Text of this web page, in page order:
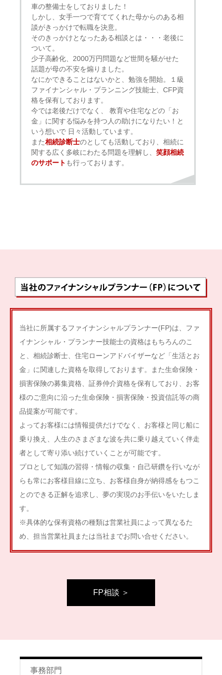
車の整備士をしておりました！
しかし、女手一つで育ててくれた母からのある相
談がきっかけで転職を決意。
そのきっかけとなったある相談とは・・・老後に
ついて。
少子高齢化、2000万円問題など世間を騒がせた
話題が母の不安を煽りました。
なにかできることはないかと、勉強を開始。１級
ファイナンシャル・プランニング技能士、CFP資
格を保有しております。
今では老後だけでなく、 教育や住宅などの「お
金」に関する悩みを持つ人の助けになりたい！と
いう想いで 日々活動しています。
また相続診断士のとしても活動しており、相続に
関する広く多岐にわたる問題を理解し、 笑顔相続
のサポート も行っております。
当社に所属するファイナンシャルプランナー(FP)は、ファ
イナンシャル・プランナー技能士の資格はもちろんのこ
と、相続診断士、住宅ローンアドバイザーなど「生活とお
金」に関連した資格を取得しております。また生命保険・
損害保険の募集資格、証券仲介資格を保有しており、お客
様のご意向に沿った生命保険・損害保険・投資信託等の商
品提案が可能です。
よってお客様には情報提供だけでなく、お客様と同じ船に
乗り換え、人生のさまざまな波を共に乗り越えていく伴走
者として寄り添い続けていくことが可能です。
プロとして知識の習得・情報の収集・自己研鑽を行いなが
らも常にお客様目線に立ち、お客様自身が納得感をもつこ
とのできる正解を追求し、夢の実現のお手伝いをいたしま
す。
※具体的な保有資格の種類は営業社員によって異なるた
め、担当営業社員または当社までお問い合せください。
FP相談 ＞
事務部門